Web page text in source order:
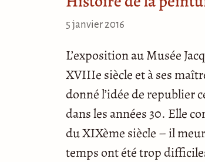
5 janvier 2016
L’exposition au Musée
XVIIIe siècle et à ses
donné l’idée de republier
dans les années 30. Elle
du XIXème siècle – il
temps ont été trop